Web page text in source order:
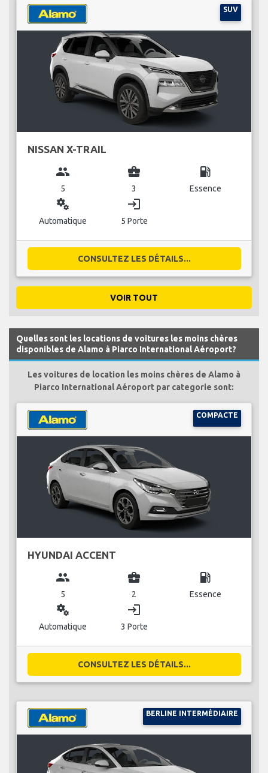
SUV
NISSAN X-TRAIL
group
5
business_center
3
local_gas_station
Essence
miscellaneous_services
Automatique
login
5 Porte
CONSULTEZ LES DÉTAILS...
VOIR TOUT
Quelles sont les locations de voitures les moins chères
disponibles de Alamo à Piarco International Aéroport?
Les voitures de location les moins chères de Alamo à
Piarco International Aéroport par categorie sont:
COMPACTE
HYUNDAI ACCENT
group
5
business_center
2
local_gas_station
Essence
miscellaneous_services
Automatique
login
3 Porte
CONSULTEZ LES DÉTAILS...
BERLINE INTERMÉDIAIRE